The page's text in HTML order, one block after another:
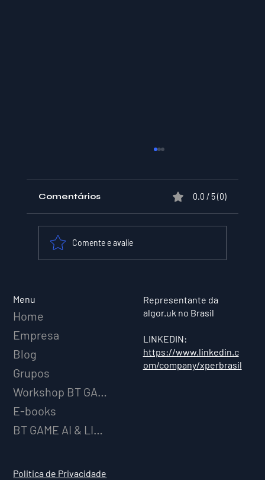
Comentários 0.0 / 5 (0)
Comente e avalie
Menu
Home
Empresa
Blog
Grupos
E-books
Politica de Privacidade
Representante da
algor.uk no Brasil
LINKEDIN:
https://www.linkedin.c
om/company/xperbrasil